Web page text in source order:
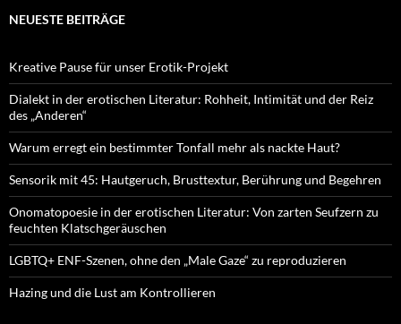
NEUESTE BEITRÄGE
Kreative Pause für unser Erotik-Projekt
Dialekt in der erotischen Literatur: Rohheit, Intimität und der Reiz
des „Anderen“
Warum erregt ein bestimmter Tonfall mehr als nackte Haut?
Sensorik mit 45: Hautgeruch, Brusttextur, Berührung und Begehren
Onomatopoesie in der erotischen Literatur: Von zarten Seufzern zu
feuchten Klatschgeräuschen
LGBTQ+ ENF-Szenen, ohne den „Male Gaze“ zu reproduzieren
Hazing und die Lust am Kontrollieren